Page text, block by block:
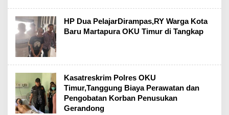
HP Dua PelajarDirampas,RY Warga Kota
Baru Martapura OKU Timur di Tangkap
Kasatreskrim Polres OKU
Timur,Tanggung Biaya Perawatan dan
Pengobatan Korban Penusukan
Gerandong